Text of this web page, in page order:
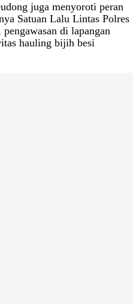
juga menyoroti peran
Satuan Lalu Lintas Polres
di lapangan
hauling bijih besi